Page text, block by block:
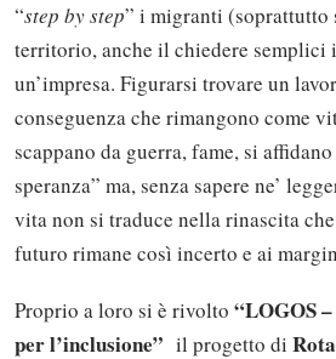
“step by step” i migranti (soprattutto
territorio, anche il chiedere semplici
un’impresa. Figurarsi trovare un
conseguenza che rimangono come
scappano da guerra, fame, si
speranza” ma, senza sapere ne’
vita non si traduce nella rinascita
futuro rimane così incerto e ai
Proprio a loro si è rivolto “LOGOS
per l’inclusione” il progetto di